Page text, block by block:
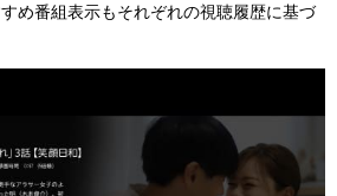
め番組表示もそれぞれの視聴履歴に基づ